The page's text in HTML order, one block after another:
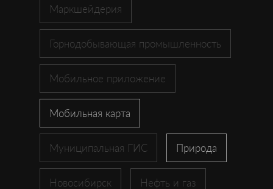
Маркшейдерия
Горнодобывающая промышленность
Мобильное приложение
Мобильная карта
Муниципальная ГИС Природа
Новосибирск Нефть и газ